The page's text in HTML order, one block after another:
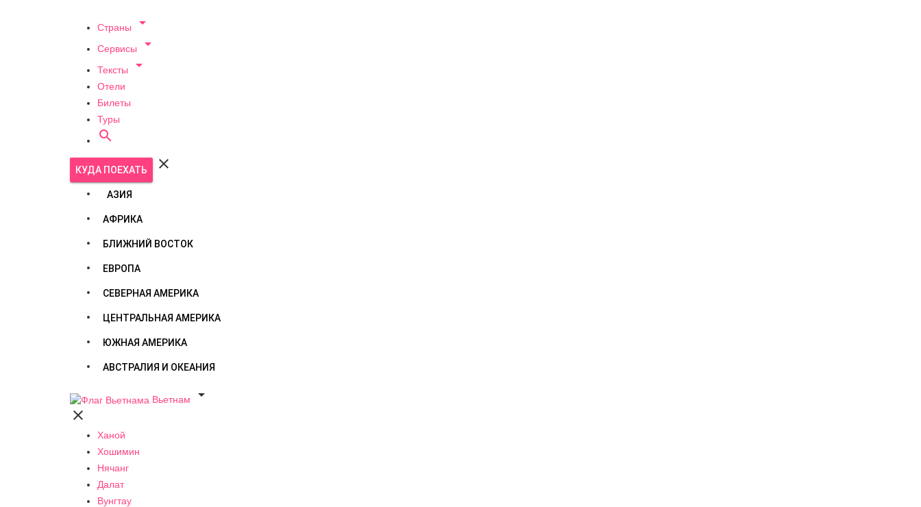
Страны 
Сервисы 
Тексты 
Отели
Билеты
Туры

КУДА ПОЕХАТЬ 
АЗИЯ
АФРИКА
БЛИЖНИЙ ВОСТОК
ЕВРОПА
СЕВЕРНАЯ АМЕРИКА
ЦЕНТРАЛЬНАЯ АМЕРИКА
ЮЖНАЯ АМЕРИКА
АВСТРАЛИЯ И ОКЕАНИЯ
Вьетнам


Ханой
Хошимин
Нячанг
Далат
Вунгтау